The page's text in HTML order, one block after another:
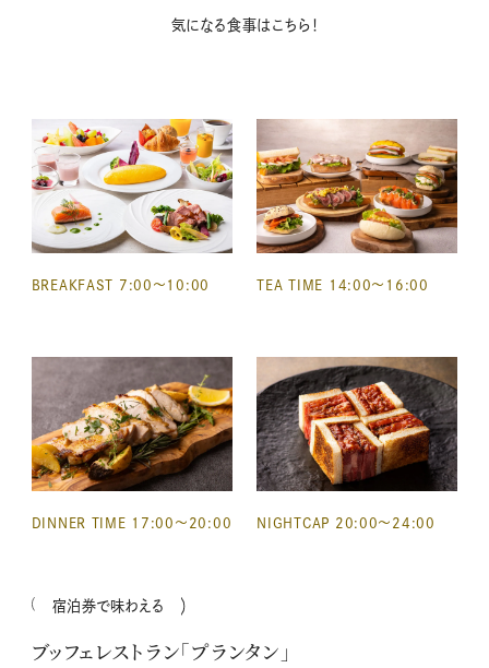
気になる食事はこちら！
BREAKFAST 7:00～10:00 TEA TIME 14:00～16:00
DINNER TIME 17:00～20:00 NIGHTCAP 20:00～24:00
宿泊券で味わえる
ブッフェレストラン「プランタン」